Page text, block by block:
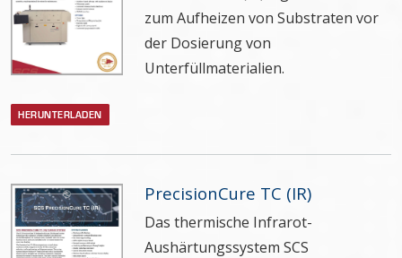
zum Aufheizen von Substraten vor
der Dosierung von
Unterfüllmaterialien.
HERUNTERLADEN
PrecisionCure TC (IR)
Das thermische Infrarot-
Aushärtungssystem SCS